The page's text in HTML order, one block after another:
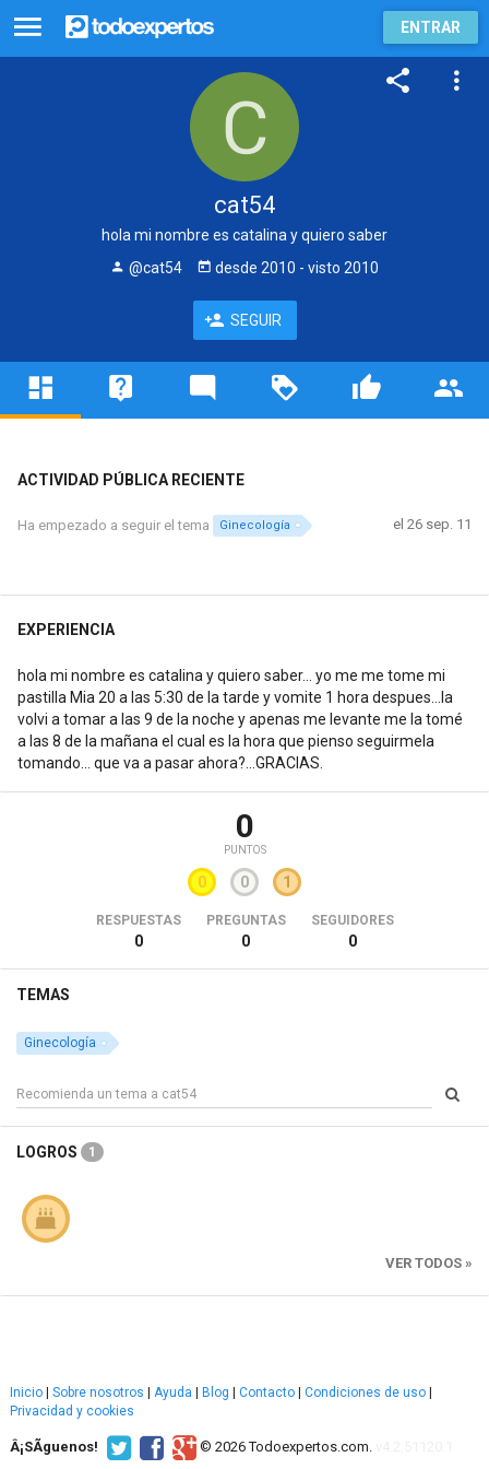
ENTRAR
cat54
hola mi nombre es catalina y quiero saber
@cat54
desde 2010 - visto 2010
SEGUIR
ACTIVIDAD PÚBLICA RECIENTE
Ha empezado a seguir el tema Ginecología el 26 sep. 11
EXPERIENCIA
hola mi nombre es catalina y quiero saber... yo me me tome mi
pastilla Mia 20 a las 5:30 de la tarde y vomite 1 hora despues...la
volvi a tomar a las 9 de la noche y apenas me levante me la tomé
a las 8 de la mañana el cual es la hora que pienso seguirmela
tomando... que va a pasar ahora?...GRACIAS.
0
PUNTOS
0 0 1
RESPUESTAS
0
PREGUNTAS
0
SEGUIDORES
0
TEMAS
Ginecología
LOGROS 1
VER TODOS »
Inicio | Sobre nosotros | Ayuda | Blog | Contacto | Condiciones de uso |
Privacidad y cookies
Â¡SÃ­guenos! © 2026 Todoexpertos.com.